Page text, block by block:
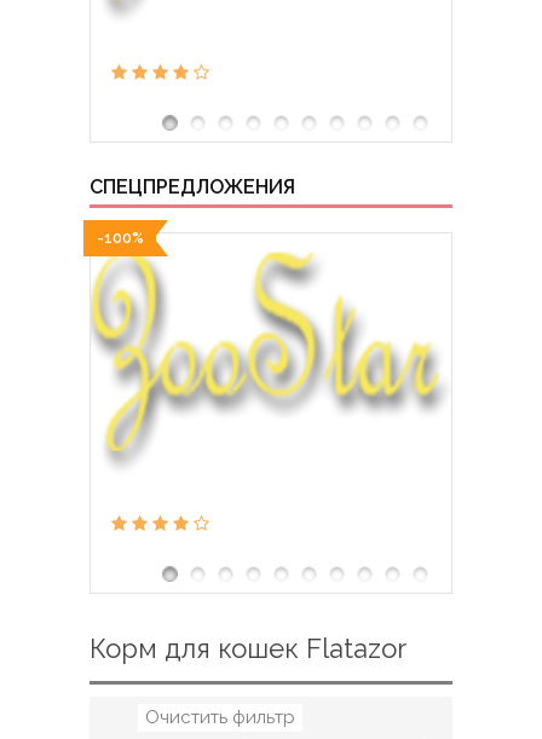
СПЕЦПРЕДЛОЖЕНИЯ
-100%
Корм для кошек Flatazor
Очистить фильтр